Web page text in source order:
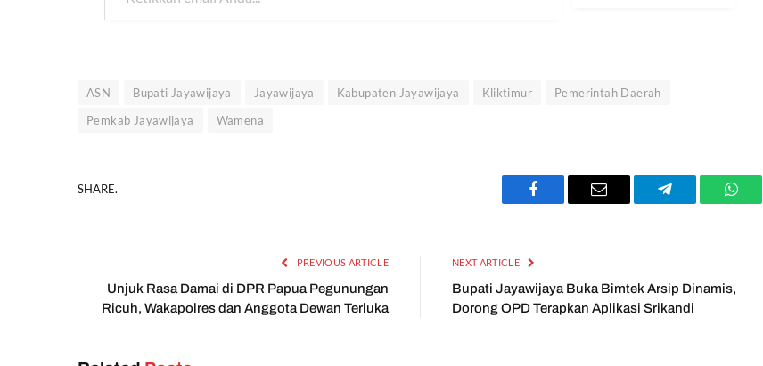
ASN Bupati Jayawijaya Jayawijaya Kabupaten Jayawijaya Kliktimur
Pemerintah Daerah
Pemkab Jayawijaya
Wamena
SHARE.
Facebook Email Telegram
PREVIOUS ARTICLE
Unjuk Rasa Damai di DPR Papua Pegunungan
Ricuh, Wakapolres dan Anggota Dewan Terluka
NEXT ARTICLE
Bupati Jayawijaya Buka Bimtek Arsip Dinamis,
Dorong OPD Terapkan Aplikasi Srikandi